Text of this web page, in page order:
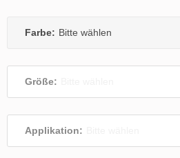
Farbe: Bitte wählen
Größe:
Applikation: